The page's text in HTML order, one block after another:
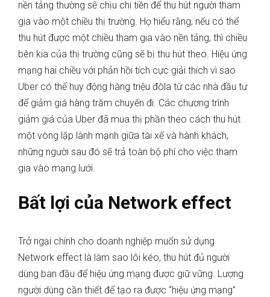
nền tảng thường sẽ chịu chi tiền để thu hút người tham
gia vào một chiều thị trường. Họ hiểu rằng, nếu có thể
thu hút được một chiều tham gia vào nền tảng, thì chiều
bên kia của thị trường cũng sẽ bị thu hút theo. Hiệu ứng
mạng hai chiều với phản hồi tích cực giải thích vì sao
Uber có thể huy động hàng triệu đôla từ các nhà đầu tư
để giảm giá hàng trăm chuyến đi. Các chương trình
giảm giá của Uber đã mua thị phần theo cách thu hút
một vòng lặp lành mạnh giữa tài xế và hành khách,
những người sau đó sẽ trả toàn bộ phí cho việc tham
gia vào mạng lưới.
Bất lợi của Network effect
Trở ngại chính cho doanh nghiệp muốn sử dụng
Network effect là làm sao lôi kéo, thu hút đủ người
dùng ban đầu để hiệu ứng mạng được giữ vững. Lượng
người dùng cần thiết để tạo ra được “hiệu ứng mạng”